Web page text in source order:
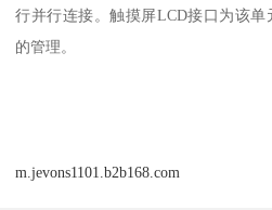
行并行连接。触摸屏LCD接口为该
的管理。
m.jevons1101.b2b168.com